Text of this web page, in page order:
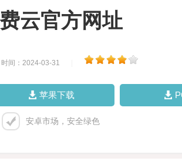
云官方网址
时间：2024-03-31
苹果下载
安卓市场，安全绿色